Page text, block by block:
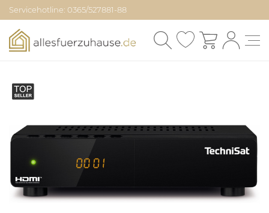
Servicehotline: 0365/527881-88